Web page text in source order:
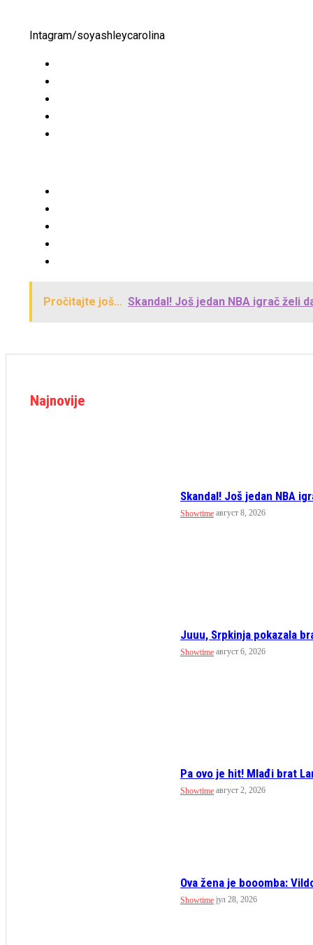
Intagram/soyashleycarolina
Pročitajte još... Skandal! Još jedan NBA igrač želi
Najnovije
Skandal! Još jedan NBA
Showtime август 8, 2026
Juuu, Srpkinja pokazala
Showtime август 6, 2026
Pa ovo je hit! Mlađi brat
Showtime август 2, 2026
Ova žena je booomba:
Showtime јул 28, 2026